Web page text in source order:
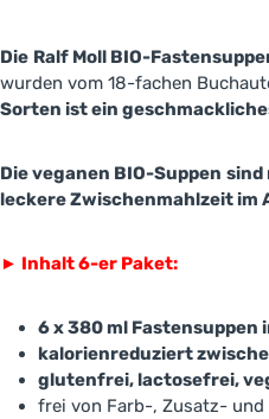
Die Ralf Moll BIO-
wurden vom 18-fachen
Sorten ist ein
Die veganen BIO-Suppen sind
leckere Zwischenmahlzeit im
► Inhalt 6-er Paket:
6 x 380 ml Fastensuppen
kalorienreduziert
glutenfrei, lactosefrei,
frei von Farb-, Zusatz-